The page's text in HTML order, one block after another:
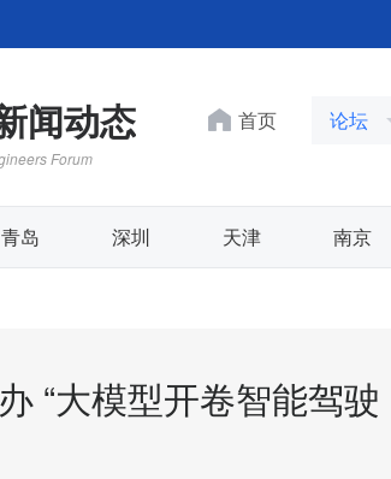
闻动态
Forum
首页 论坛
青岛 深圳 天津 南京
“大模型开卷智能驾